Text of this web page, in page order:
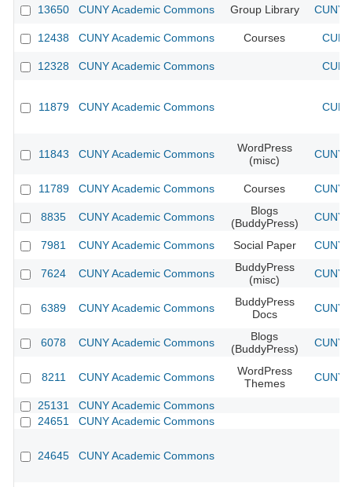
13650 CUNY Academic Commons Group Library CUNY
12438 CUNY Academic Commons Courses
12328 CUNY Academic Commons
11879 CUNY Academic Commons
11843 CUNY Academic Commons
WordPress
(misc)
CUNY
11789 CUNY Academic Commons Courses CUNY
8835 CUNY Academic Commons
Blogs
(BuddyPress)
CUNY
7981 CUNY Academic Commons Social Paper CUNY
7624 CUNY Academic Commons
BuddyPress
(misc)
CUNY
6389 CUNY Academic Commons
BuddyPress
Docs
CUNY
6078 CUNY Academic Commons
Blogs
(BuddyPress)
CUNY
8211 CUNY Academic Commons
WordPress
Themes
CUNY
25131
CUNY Academic Commons
24651
CUNY Academic Commons
24645 CUNY Academic Commons